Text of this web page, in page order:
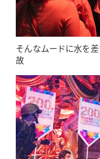
そんなムードに水を
故